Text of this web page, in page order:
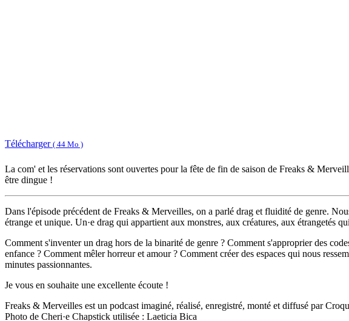
Télécharger ( 44 Mo )
La com' et les réservations sont ouvertes pour la fête de fin de saison de Freaks &
être dingue !
Dans l'épisode précédent de Freaks & Merveilles, on a parlé drag et fluidité de genre.
étrange et unique. Un·e drag qui appartient aux monstres, aux créatures, aux étrangetés
Comment s'inventer un drag hors de la binarité de genre ? Comment s'approprier des
enfance ? Comment mêler horreur et amour ? Comment créer des espaces qui nous
minutes passionnantes.
Je vous en souhaite une excellente écoute !
Freaks & Merveilles est un podcast imaginé, réalisé, enregistré, monté et diffusé par
Photo de Cheri·e Chapstick utilisée : Laeticia Bica